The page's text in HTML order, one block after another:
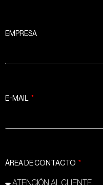
EMPRESA
E-MAIL
ÁREA DE CONTACTO